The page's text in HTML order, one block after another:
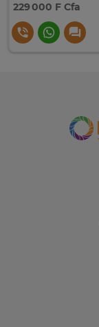
229 000 F Cfa